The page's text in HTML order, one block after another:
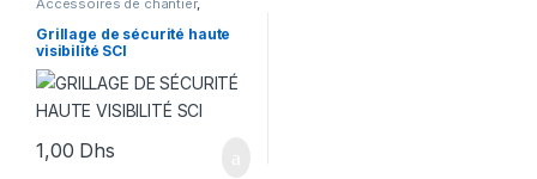
Accessoires de chantier,
Grillage de sécurité haute
visibilité SCI
1,00 Dhs